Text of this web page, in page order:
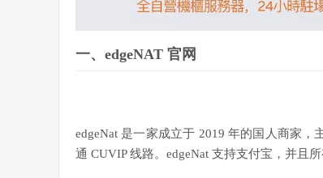
一、edgeNAT 官网
edgeNat 是一家成立于 2019 年的国人商家
通 CUVIP 线路。edgeNat 支持支付宝，并且